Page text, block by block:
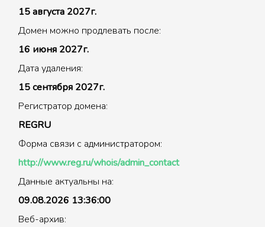
15 августа 2027г.
Домен можно продлевать после:
16 июня 2027г.
Дата удаления:
15 сентября 2027г.
Регистратор домена:
REGRU
Форма связи с администратором:
http://www.reg.ru/whois/admin_contact
Данные актуальны на:
09.08.2026 13:36:00
Веб-архив: